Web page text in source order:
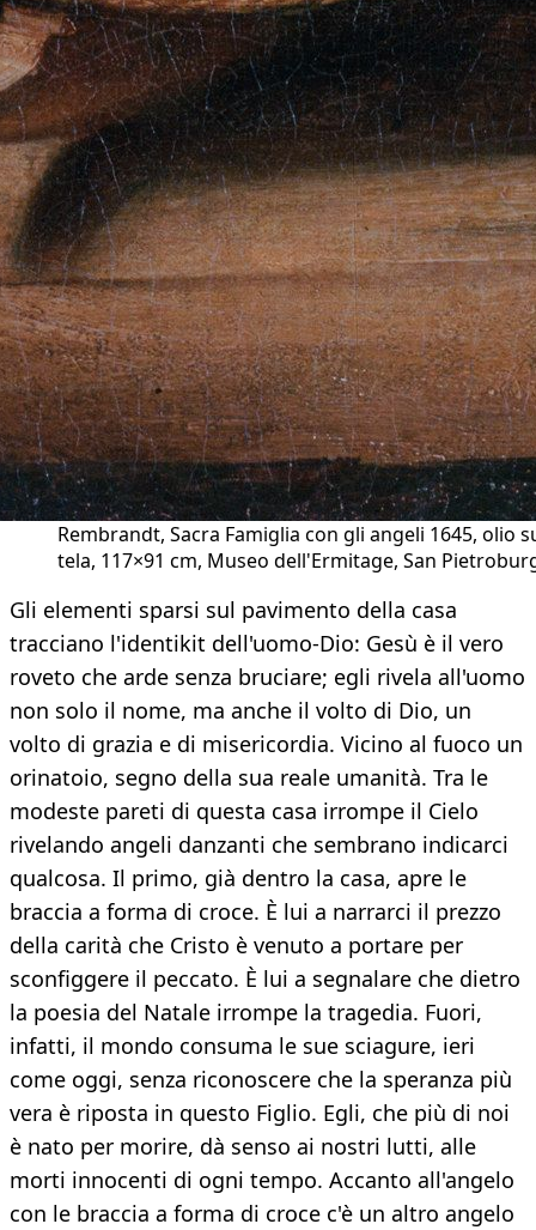
Rembrandt, Sacra Famiglia con gli angeli 1645, olio
tela, 117×91 cm, Museo dell'Ermitage, San
Gli elementi sparsi sul pavimento della casa
tracciano l'identikit dell'uomo-Dio: Gesù è il vero
roveto che arde senza bruciare; egli rivela all'uomo
non solo il nome, ma anche il volto di Dio, un
volto di grazia e di misericordia. Vicino al fuoco un
orinatoio, segno della sua reale umanità. Tra le
modeste pareti di questa casa irrompe il Cielo
rivelando angeli danzanti che sembrano indicarci
qualcosa. Il primo, già dentro la casa, apre le
braccia a forma di croce. È lui a narrarci il prezzo
della carità che Cristo è venuto a portare per
sconfiggere il peccato. È lui a segnalare che dietro
la poesia del Natale irrompe la tragedia. Fuori,
infatti, il mondo consuma le sue sciagure, ieri
come oggi, senza riconoscere che la speranza più
vera è riposta in questo Figlio. Egli, che più di noi
è nato per morire, dà senso ai nostri lutti, alle
morti innocenti di ogni tempo. Accanto all'angelo
con le braccia a forma di croce c'è un altro angelo